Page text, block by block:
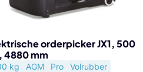
orderpicker JX1, 500
4880 mm
kg AGM Pro
Volrubber